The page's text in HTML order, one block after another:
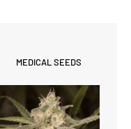
MEDICAL SEEDS